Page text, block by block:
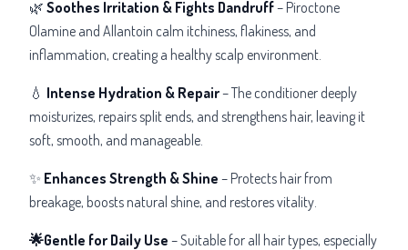
🌿 Soothes Irritation & Fights Dandruff– Piroctone
Olamine and Allantoin calm itchiness, flakiness, and
inflammation, creating a healthy scalp environment.
💧 Intense Hydration & Repair– The conditioner deeply
moisturizes, repairs split ends, and strengthens hair, leaving it
soft, smooth, and manageable.
✨ Enhances Strength & Shine – Protects hair from
breakage, boosts natural shine, and restores vitality.
🌟Gentle for Daily Use – Suitable for all hair types, especially